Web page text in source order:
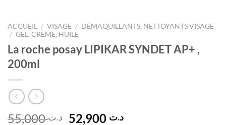
ACCUEIL / VISAGE / DÉMAQUILLANTS, NETTOYANTS VISAGE
/ GEL, CRÈME, HUILE
La roche posay LIPIKAR SYNDET AP+ ,
200ml
د.ت55,000
Le
د.تLe